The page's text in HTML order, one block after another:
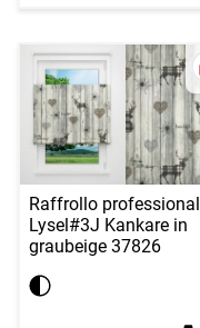
Raffrollo professional
Lysel#3J Kankare in
graubeige 37826